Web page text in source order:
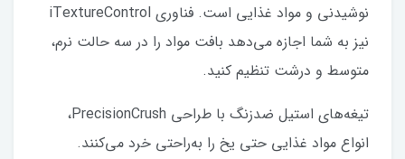
نوشیدنی و مواد غذایی است. فناوری iTextureControl
نیز به شما اجازه می‌دهد بافت مواد را در سه حالت نرم،
متوسط و درشت تنظیم کنید.
تیغه‌های استیل ضدزنگ با طراحی PrecisionCrush،
انواع مواد غذایی حتی یخ را به‌راحتی خرد می‌کنند.